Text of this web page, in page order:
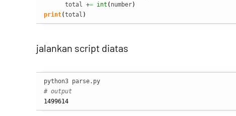
      total +
= int ( number)
print(total )
jalankan script diatas
# output
1499614